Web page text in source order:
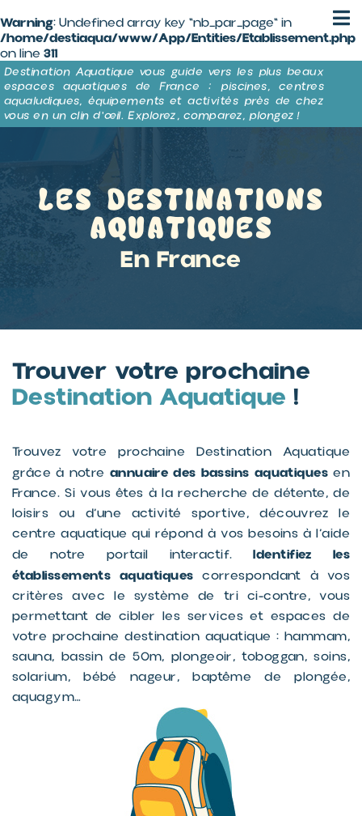
Warning: Undefined array key "nb_par_page" in
/home/destiaqua/www/App/Entities/Etablissement.php
on line 311
Destination Aquatique vous guide vers les plus beaux
espaces aquatiques de France : piscines, centres
aqualudiques, équipements et activités près de chez
vous en un clin d’œil. Explorez, comparez, plongez !
Les destinations
aquatiques
En France
Trouver votre prochaine
Destination Aquatique !
Trouvez votre prochaine Destination Aquatique
grâce à notre annuaire des bassins aquatiques en
France. Si vous êtes à la recherche de détente, de
loisirs ou d’une activité sportive, découvrez le
centre aquatique qui répond à vos besoins à l’aide
de notre portail interactif.Identifiez les
établissements aquatiques correspondant à vos
critères avec le système de tri ci-contre, vous
permettant de cibler les services et espaces de
votre prochaine destination aquatique : hammam,
sauna, bassin de 50m, plongeoir, toboggan, soins,
solarium, bébé nageur, baptême de plongée,
aquagym…